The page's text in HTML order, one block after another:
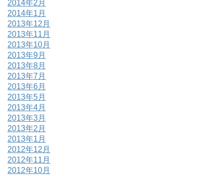
2014年2月
2014年1月
2013年12月
2013年11月
2013年10月
2013年9月
2013年8月
2013年7月
2013年6月
2013年5月
2013年4月
2013年3月
2013年2月
2013年1月
2012年12月
2012年11月
2012年10月